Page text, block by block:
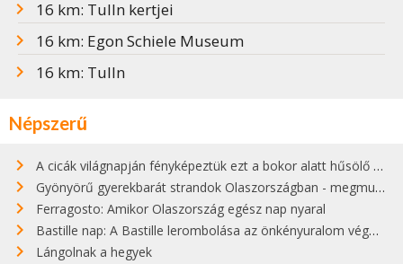
16 km: Tulln kertjei
16 km: Egon Schiele Museum
16 km: Tulln
Népszerű
A cicák világnapján fényképeztük ezt a bokor alatt hűsölő cicát Kisorosziban
Gyönyörű gyerekbarát strandok Olaszországban - megmutatjuk a 15 legjobbat
Ferragosto: Amikor Olaszország egész nap nyaral
Bastille nap: A Bastille lerombolása az önkényuralom végét jelentette
Lángolnak a hegyek